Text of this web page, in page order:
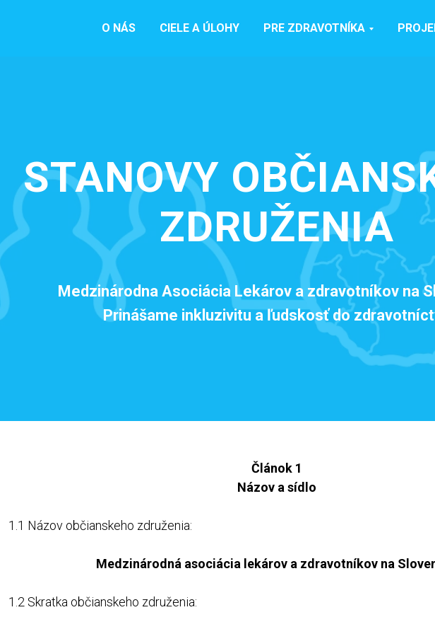
O NÁS CIELE A ÚLOHY PRE ZDRAVOTNÍKA
STANOVY
ZDRUŽENIA
Medzinárodna Asociácia Lekárov a zdravotníkov na
Prinášame inkluzivitu a ľudskosť do
Článok 1
Názov a sídlo
1.1 Názov občianskeho združenia:
Medzinárodná asociácia lekárov a zdravotníkov na
1.2 Skratka občianskeho združenia: